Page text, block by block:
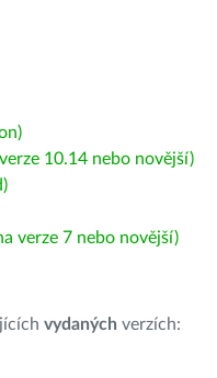
10.14 nebo novější)
verze 7 nebo novější)
vydaných verzích: